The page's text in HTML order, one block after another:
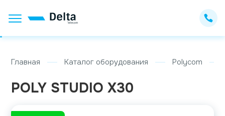
Главная Каталог оборудования Polycom
POLY STUDIO X30